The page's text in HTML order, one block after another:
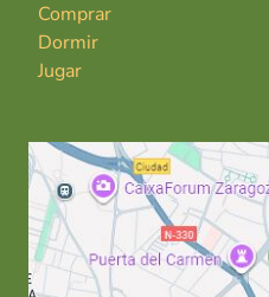
Comprar
Dormir
Jugar